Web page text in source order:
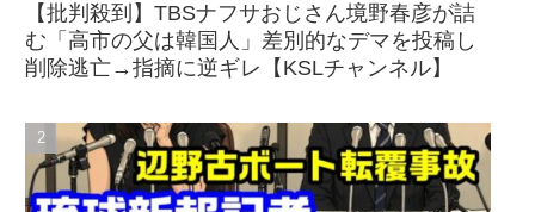
【批判殺到】TBSナフサおじさん境野春彦が詰
む「高市の父は韓国人」差別的なデマを投稿し
削除逃亡→指摘に逆ギレ【KSLチャンネル】